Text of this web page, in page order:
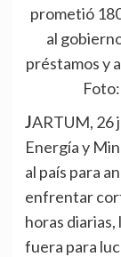
prometió
al
préstamos y
JARTUM, 26
Energía y
al país para
enfrentar
horas diarias,
fuera para